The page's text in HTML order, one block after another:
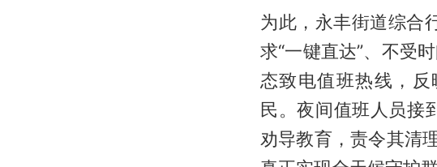
为此，永丰街道综合
求“一键直达”、不受
态致电值班热线，
民。夜间值班人员接
劝导教育，责令其清